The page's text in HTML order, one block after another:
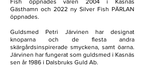
Fish öppnades våren 2004 i Kasnäs
Gästhamn och 2022 ny Silver Fish PÄRLAN
öppnades.
Guldsmed Petri Järvinen har designat
knoparna och de flesta andra
skärgårdsinspirerade smyckena, samt öarna.
Järvinen har fungerat som guldsmed i Kasnäs
sen år 1986 i Dalsbruks Guld Ab.